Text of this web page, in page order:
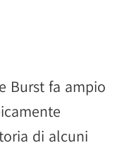
Burst fa ampio
di alcuni